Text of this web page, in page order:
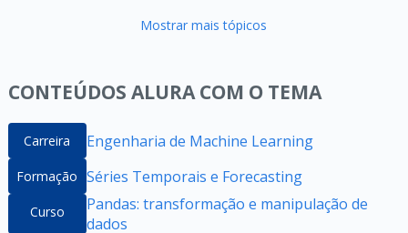
Mostrar mais tópicos
CONTEÚDOS ALURA COM O TEMA
Carreira Engenharia de Machine Learning
Formação Séries Temporais e Forecasting
Curso
Pandas: transformação e manipulação de
dados